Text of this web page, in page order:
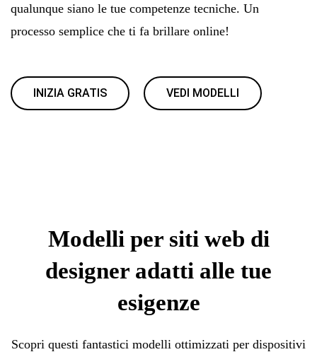
qualunque siano le tue competenze tecniche. Un
processo semplice che ti fa brillare online!
INIZIA GRATIS VEDI MODELLI
Modelli per siti web di
designer adatti alle tue
esigenze
Scopri questi fantastici modelli ottimizzati per dispositivi